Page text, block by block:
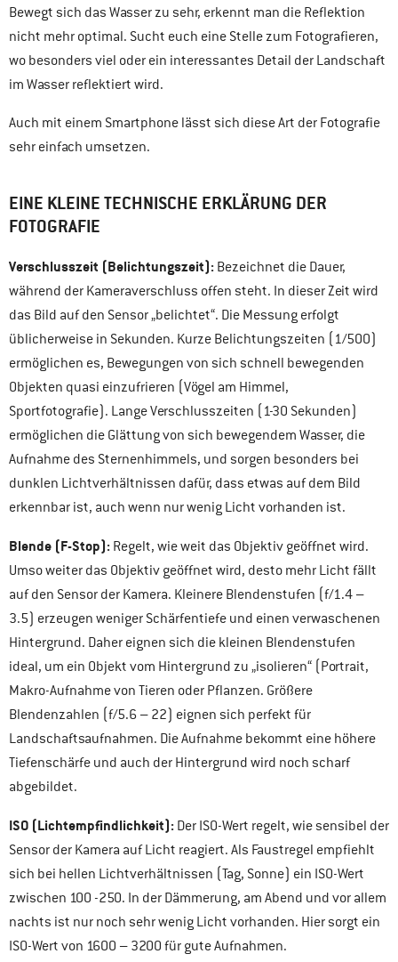
Bewegt sich das Wasser zu sehr, erkennt man die Reflektion
nicht mehr optimal. Sucht euch eine Stelle zum Fotografieren,
wo besonders viel oder ein interessantes Detail der Landschaft
im Wasser reflektiert wird.
Auch mit einem Smartphone lässt sich diese Art der Fotografie
sehr einfach umsetzen.
EINE KLEINE TECHNISCHE ERKLÄRUNG DER
FOTOGRAFIE
Verschlusszeit (Belichtungszeit): Bezeichnet die Dauer,
während der Kameraverschluss offen steht. In dieser Zeit wird
das Bild auf den Sensor „belichtet“. Die Messung erfolgt
üblicherweise in Sekunden. Kurze Belichtungszeiten (1/500)
ermöglichen es, Bewegungen von sich schnell bewegenden
Objekten quasi einzufrieren (Vögel am Himmel,
Sportfotografie). Lange Verschlusszeiten (1-30 Sekunden)
ermöglichen die Glättung von sich bewegendem Wasser, die
Aufnahme des Sternenhimmels, und sorgen besonders bei
dunklen Lichtverhältnissen dafür, dass etwas auf dem Bild
erkennbar ist, auch wenn nur wenig Licht vorhanden ist.
Blende (F-Stop): Regelt, wie weit das Objektiv geöffnet wird.
Umso weiter das Objektiv geöffnet wird, desto mehr Licht fällt
auf den Sensor der Kamera. Kleinere Blendenstufen (f/1.4 –
3.5) erzeugen weniger Schärfentiefe und einen verwaschenen
Hintergrund. Daher eignen sich die kleinen Blendenstufen
ideal, um ein Objekt vom Hintergrund zu „isolieren“ (Portrait,
Makro-Aufnahme von Tieren oder Pflanzen. Größere
Blendenzahlen (f/5.6 – 22) eignen sich perfekt für
Landschaftsaufnahmen. Die Aufnahme bekommt eine höhere
Tiefenschärfe und auch der Hintergrund wird noch scharf
abgebildet.
ISO (Lichtempfindlichkeit): Der ISO-Wert regelt, wie sensibel der
Sensor der Kamera auf Licht reagiert. Als Faustregel empfiehlt
sich bei hellen Lichtverhältnissen (Tag, Sonne) ein ISO-Wert
zwischen 100 -250. In der Dämmerung, am Abend und vor allem
nachts ist nur noch sehr wenig Licht vorhanden. Hier sorgt ein
ISO-Wert von 1600 – 3200 für gute Aufnahmen.